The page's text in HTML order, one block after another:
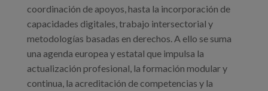
coordinación de apoyos, hasta la incorporación de
capacidades digitales, trabajo intersectorial y
metodologías basadas en derechos. A ello se suma
una agenda europea y estatal que impulsa la
actualización profesional, la formación modular y
continua, la acreditación de competencias y la